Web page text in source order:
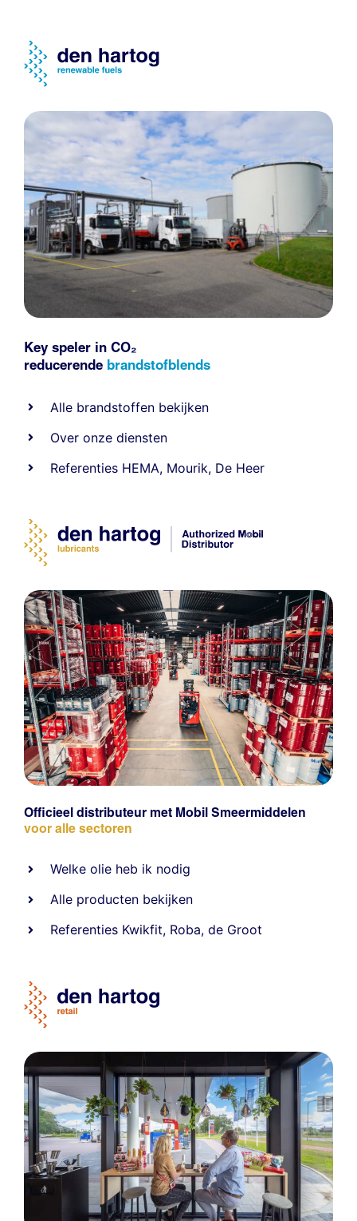
Key speler in CO₂
reducerende brandstofblends
Alle brandstoffen bekijken
Over onze diensten
Referenties HEMA, Mourik, De Heer
Officieel distributeur met Mobil Smeermiddelen
voor alle sectoren
Welke olie heb ik nodig
Alle producten bekijken
Referenties Kwikfit, Roba,de Groot